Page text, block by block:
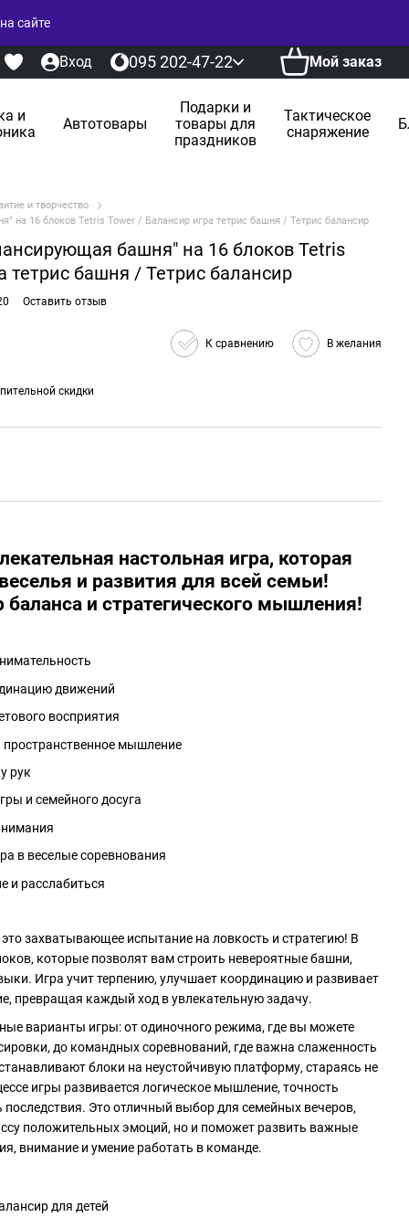
сайте
Вход 095 202-47-22 Мой заказ
и
Автотовары
Подарки и
товары для
праздников
Тактическое
снаряжение
и творчество
на 16 блоков Tetris Tower / Балансир игра тетрис башня / Тетрис балансир
башня" на 16 блоков Tetris
тетрис башня / Тетрис балансир
Оставить отзыв
К сравнению В желания
скидки
настольная игра, которая
и развития для всей семьи!
баланса и стратегического мышления!
движений
восприятия
пространственное мышление
рук
и семейного досуга
в веселые соревнования
и расслабиться
захватывающее испытание на ловкость и стратегию! В
которые позволят вам строить невероятные башни,
Игра учит терпению, улучшает координацию и развивает
превращая каждый ход в увлекательную задачу.
варианты игры: от одиночного режима, где вы можете
до командных соревнований, где важна слаженность
блоки на неустойчивую платформу, стараясь не
игры развивается логическое мышление, точность
Это отличный выбор для семейных вечеров,
положительных эмоций, но и поможет развить важные
внимание и умение работать в команде.
для детей